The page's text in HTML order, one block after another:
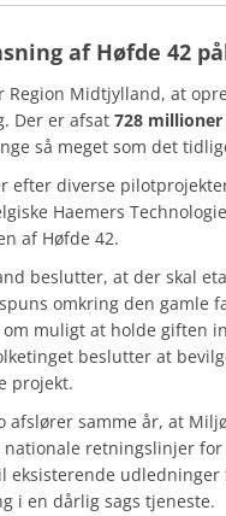
af Høfde 42
Region Midtjylland, at
Der er afsat 728
så meget som det
efter diverse
Haemers
af Høfde 42.
beslutter, at der skal
omkring den gamle
om muligt at holde giften
beslutter at
projekt.
afslører samme år, at
retningslinjer
eksisterende udledninger
i en dårlig sags tjeneste.